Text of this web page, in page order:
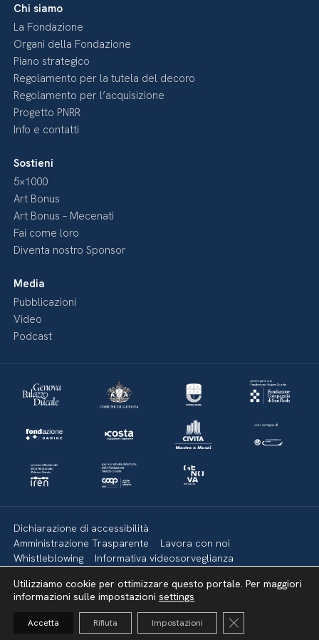
Chi siamo
La Fondazione
Organi della Fondazione
Piano strategico
Regolamento per la tutela del decoro
Regolamento per l’acquisizione
Progetto PNRR
Info e contatti
Sostieni
5×1000
Art Bonus
Art Bonus – Mecenati
Fai come loro
Diventa nostro Sponsor
Media
Pubblicazioni
Video
Podcast
Dichiarazione di accessibilità
Amministrazione Trasparente
Lavora con noi
Whistleblowing
Informativa videosorveglianza
Mappa del sito
Torna su
Utilizziamo cookie per ottimizzare questo portale. Per maggiori
informazioni sulle impostazioni settings
Accetta Rifiuta Impostazioni Close GDPR